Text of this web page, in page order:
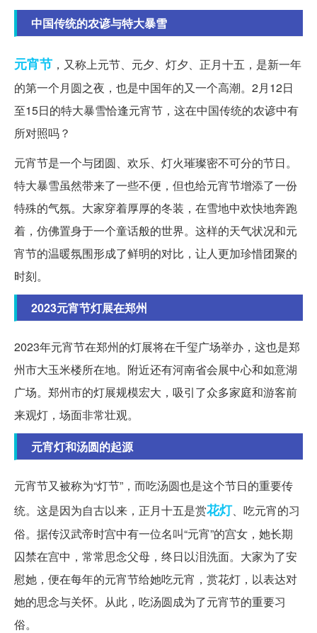
中国传统的农谚与特大暴雪
元宵节 ，又称上元节、元夕、灯夕、正月十五，是新一年
的第一个月圆之夜，也是中国年的又一个高潮。2月12日
至15日的特大暴雪恰逢元宵节，这在中国传统的农谚中有
所对照吗？
元宵节是一个与团圆、欢乐、灯火璀璨密不可分的节日。
特大暴雪虽然带来了一些不便，但也给元宵节增添了一份
特殊的气氛。大家穿着厚厚的冬装，在雪地中欢快地奔跑
着，仿佛置身于一个童话般的世界。这样的天气状况和元
宵节的温暖氛围形成了鲜明的对比，让人更加珍惜团聚的
时刻。
2023元宵节灯展在郑州
2023年元宵节在郑州的灯展将在千玺广场举办，这也是郑
州市大玉米楼所在地。附近还有河南省会展中心和如意湖
广场。郑州市的灯展规模宏大，吸引了众多家庭和游客前
来观灯，场面非常壮观。
元宵灯和汤圆的起源
元宵节又被称为“灯节”，而吃汤圆也是这个节日的重要传
统。这是因为自古以来，正月十五是赏花灯、吃元宵的习
俗。据传汉武帝时宫中有一位名叫“元宵”的宫女，她长期
囚禁在宫中，常常思念父母，终日以泪洗面。大家为了安
慰她，便在每年的元宵节给她吃元宵，赏花灯，以表达对
她的思念与关怀。从此，吃汤圆成为了元宵节的重要习
俗。